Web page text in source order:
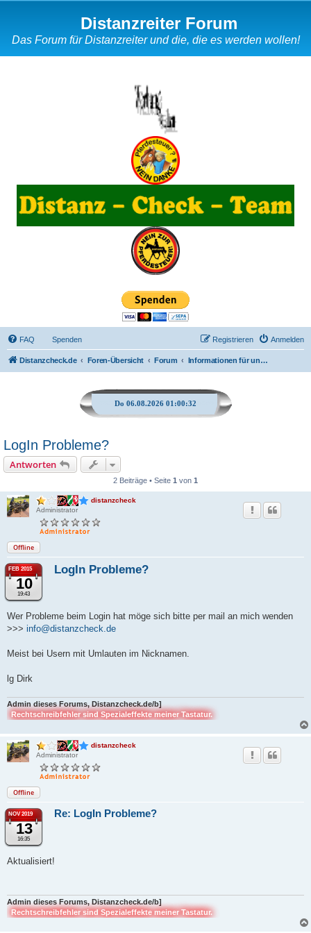
Distanzreiter Forum
Das Forum für Distanzreiter und die, die es werden wollen!
FAQ Spenden Anmelden
Registrieren
Distanzcheck.de Foren-Übersicht Forum Informationen für unsere Gäste und zukünftige User dieses Forums.
Do 06.08.2026 01:00:32
LogIn Probleme?
Antworten
2 Beiträge • Seite 1 von 1
distanzcheck
Administrator
Offline
FEB 2015
10
19:43
LogIn Probleme?
Wer Probleme beim Login hat möge sich bitte per mail an mich wenden
>>> info@distanzcheck.de
Meist bei Usern mit Umlauten im Nicknamen.
lg Dirk
Admin dieses Forums, Distanzcheck.de/b]
Rechtschreibfehler sind Spezialeffekte meiner Tastatur.
distanzcheck
Administrator
Offline
NOV 2019
13
16:35
Re: LogIn Probleme?
Aktualisiert!
Admin dieses Forums, Distanzcheck.de/b]
Rechtschreibfehler sind Spezialeffekte meiner Tastatur.